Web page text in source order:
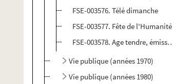
FSE-003576. Télé dimanche
FSE-003577. Fête de l'Humanité
FSE-003578. Age tendre,
Vie publique (années 1970)
Vie publique (années 1980)